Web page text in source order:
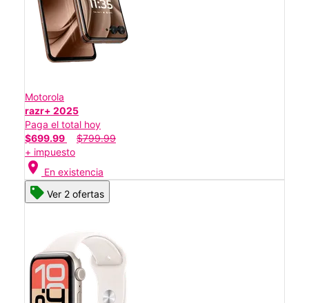
Motorola
razr+ 2025
Paga el total hoy
$699.99
$799.99
+ impuesto
location_on En existencia
Ver 2 ofertas